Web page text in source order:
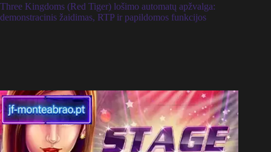
Three Kingdoms (Red Tiger) lošimo automatų apžvalga:
demonstracinis žaidimas, RTP ir papildomos funkcijos